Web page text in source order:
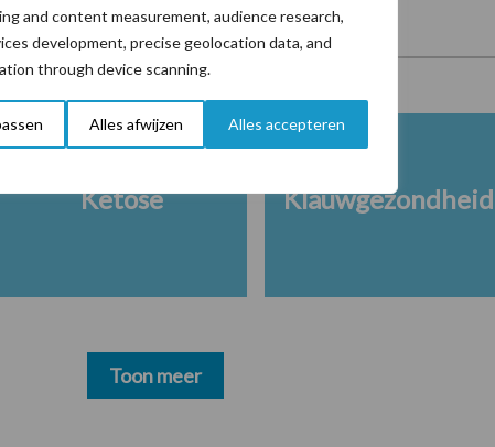
and content measurement, audience research,
development, precise geolocation data, and
through device scanning.
Alles afwijzen Alles accepteren
Veevoer Wet en regelgeving
Ketose Klauwgezondheid
Toon meer